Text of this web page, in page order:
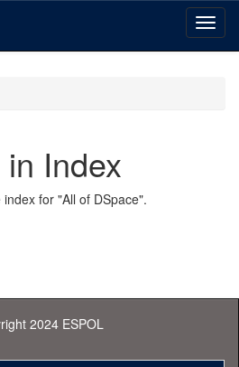
Index
for "All of DSpace".
2024 ESPOL